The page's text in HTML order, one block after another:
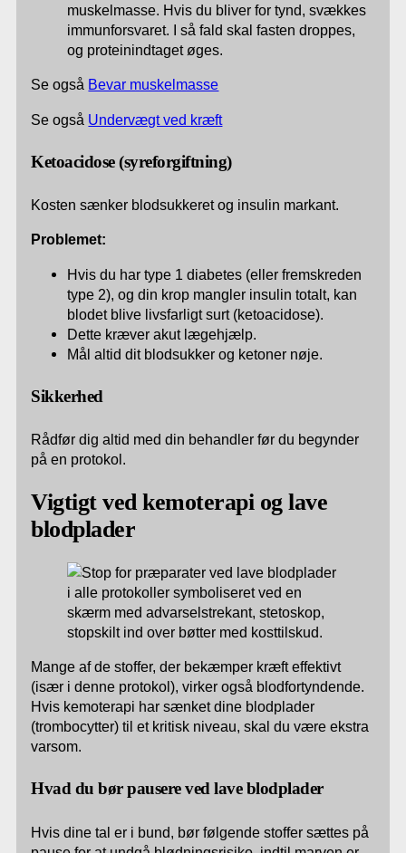
muskelmasse. Hvis du bliver for tynd, svækkes
immunforsvaret. I så fald skal fasten droppes,
og proteinindtaget øges.
Se også Bevar muskelmasse
Se også Undervægt ved kræft
Ketoacidose (syreforgiftning)
Kosten sænker blodsukkeret og insulin markant.
Problemet:
Hvis du har type 1 diabetes (eller fremskreden
type 2), og din krop mangler insulin totalt, kan
blodet blive livsfarligt surt (ketoacidose).
Dette kræver akut lægehjælp.
Mål altid dit blodsukker og ketoner nøje.
Sikkerhed
Rådfør dig altid med din behandler før du begynder
på en protokol.
Vigtigt ved kemoterapi og lave
blodplader
Mange af de stoffer, der bekæmper kræft effektivt
(især i denne protokol), virker også blodfortyndende.
Hvis kemoterapi har sænket dine blodplader
(trombocytter) til et kritisk niveau, skal du være ekstra
varsom.
Hvad du bør pausere ved lave blodplader
Hvis dine tal er i bund, bør følgende stoffer sættes på